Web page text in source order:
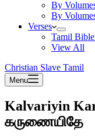
By
By
Verses
Tamil Bible
View All
Christian Slave Tamil
Menu
Kalvariyin
கருணையிதே